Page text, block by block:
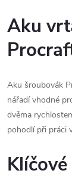
Aku
Aku šroubovák
nářadí vhodné
dvěma
pohodlí při práci